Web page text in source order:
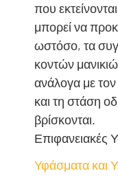
που
μπορεί να
ωστόσο, τα
κοντών
ανάλογα με
και τη στάση
βρίσκονται.
Επιφανειακές
Υφάσματα και